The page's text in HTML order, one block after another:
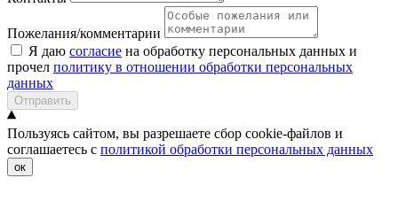
Пожелания/комментарии
Я даю согласие на обработку персональных данных и
прочел политику в отношении обработки персональных
данных
Отправить
Пользуясь сайтом, вы разрешаете сбор cookie-файлов и
соглашаетесь с политикой обработки персональных данных
ок